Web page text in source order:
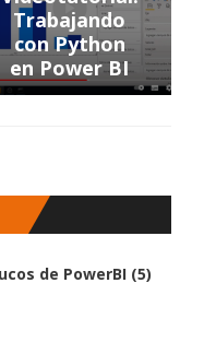
Trabajando
con Python
en Power BI
de PowerBI (5)